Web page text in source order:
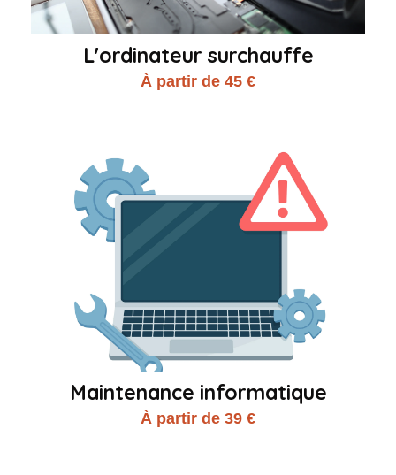
L'ordinateur surchauffe
À partir de 45 €
Maintenance informatique
À partir de 39 €